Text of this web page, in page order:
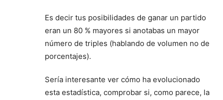
Es decir tus posibilidades de ganar un partido
eran un 80 % mayores si anotabas un mayor
número de triples (hablando de volumen no de
porcentajes).
Sería interesante ver cómo ha evolucionado
esta estadística, comprobar si, como parece, la